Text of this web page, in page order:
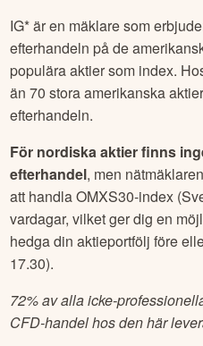
IG* är en mäklare som
efterhandeln på de
populära aktier som index.
än 70 stora amerikanska
efterhandeln.
För nordiska aktier finns
efterhandel, men
att handla OMXS30-index
vardagar, vilket ger dig en
hedga din aktieportfölj före
17.30).
72% av alla icke-
CFD-handel hos den här